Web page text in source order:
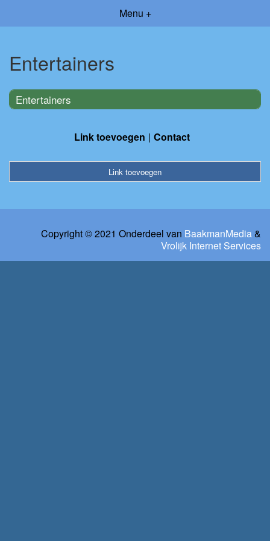
Menu +
Entertainers
Entertainers
Link toevoegen Contact
Link toevoegen
Copyright © 2021 Onderdeel van BaakmanMedia&
Vrolijk Internet Services